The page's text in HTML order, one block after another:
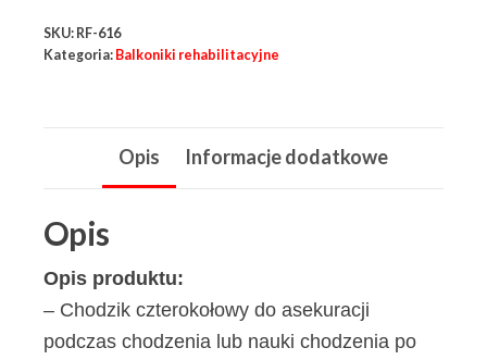
Oslo
SKU: RF-616
Kategoria: Balkoniki rehabilitacyjne
Opis Informacje dodatkowe
Opis
Opis produktu:
– Chodzik czterokołowy do asekuracji
podczas chodzenia lub nauki chodzenia po